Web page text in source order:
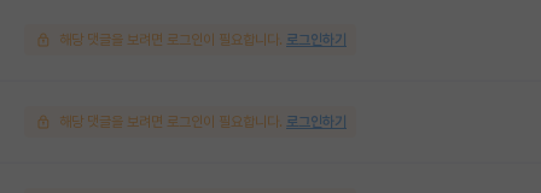
해당 댓글을 보려면 로그인이 필요합니다. 로그인하기
해당 댓글을 보려면 로그인이 필요합니다. 로그인하기